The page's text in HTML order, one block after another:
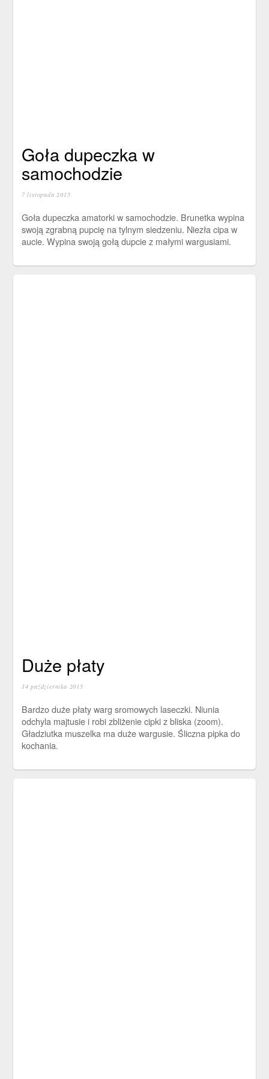
Goła dupeczka w
samochodzie
7 listopada 2015
Goła dupeczka amatorki w samochodzie. Brunetka wypina
swoją zgrabną pupcię na tylnym siedzeniu. Niezła cipa w
aucie. Wypina swoją gołą dupcie z małymi wargusiami.
Duże płaty
14 października 2015
Bardzo duże płaty warg sromowych laseczki. Niunia
odchyla majtusie i robi zbliżenie cipki z bliska (zoom).
Gładziutka muszelka ma duże wargusie. Śliczna pipka do
kochania.